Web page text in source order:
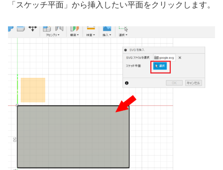
「スケッチ平面」から挿入したい平面をクリックします。